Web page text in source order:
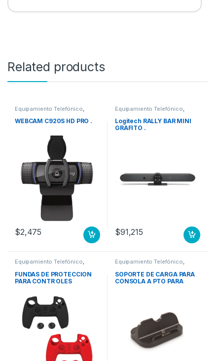
Related products
Equipamiento Telefónico
Equipo de Conferencia en
Video, Audio y Web
WEBCAM C920S HD PRO .
$2,475
Equipamiento Telefónico
Equipo de Conferencia en
Video, Audio y Web
Logitech RALLY BAR MINI
GRAFITO .
$91,215
Equipamiento Telefónico,
Video, Audio y Web
FUNDAS DE PROTECCION
PARA CONTR OLES
DUALSENSE DE PLAY
Equipamiento Telefónico,
Video, Audio y Web
SOPORTE DE CARGA PARA
CONSOLA A PTO PARA